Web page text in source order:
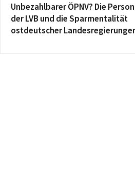
Unbezahlbarer ÖPNV? Die
der LVB und die Sparmentalität
ostdeutscher